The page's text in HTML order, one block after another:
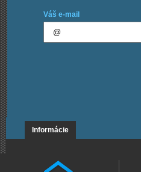
Váš e-mail
Informácie